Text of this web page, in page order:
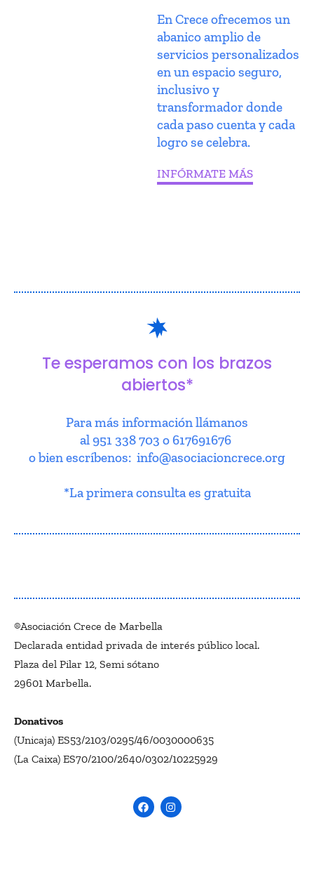
En Crece ofrecemos un
abanico amplio de
servicios personalizados
en un espacio seguro,
inclusivo y
transformador donde
cada paso cuenta y cada
logro se celebra.
INFÓRMATE MÁS
Te esperamos con los brazos
abiertos*
Para más información llámanos
al 951 338 703 o 617691676
o bien escríbenos: info@asociacioncrece.org
*La primera consulta es gratuita
®Asociación Crece de Marbella
Declarada entidad privada de interés público local.
Plaza del Pilar 12, Semi sótano
29601 Marbella.
Donativos
(Unicaja) ES53/2103/0295/46/0030000635
(La Caixa) ES70/2100/2640/0302/10225929